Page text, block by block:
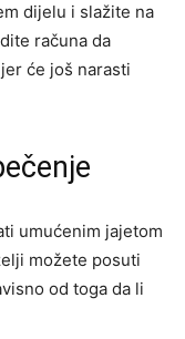
dijelu i slažite na
računa da
će još narasti
umućenim jajetom
možete posuti
od toga da li